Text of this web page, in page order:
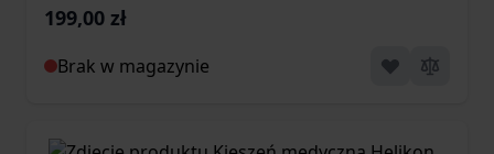
199,00 zł
Brak w magazynie